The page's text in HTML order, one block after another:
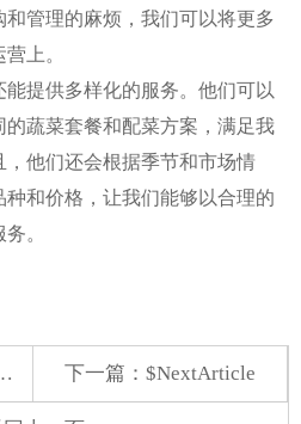
管理的麻烦，我们可以将更多
上。
提供多样化的服务。他们可以
蔬菜套餐和配菜方案，满足我
他们还会根据季节和市场情
和价格，让我们能够以合理的
。
下一篇：$NextArticle